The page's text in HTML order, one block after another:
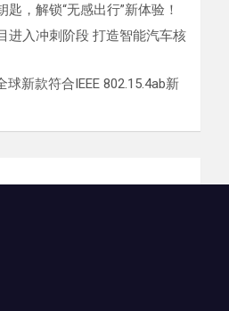
，解锁“无感出行”新体验！
进入冲刺阶段 打造智能汽车核
新款符合IEEE 802.15.4ab新